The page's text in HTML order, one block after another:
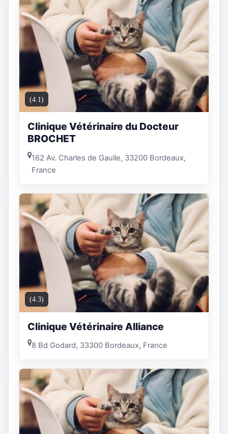
(4.1)
Clinique Vétérinaire du Docteur
BROCHET
162 Av. Charles de Gaulle, 33200 Bordeaux,
France
(4.3)
Clinique Vétérinaire Alliance
8 Bd Godard, 33300 Bordeaux, France